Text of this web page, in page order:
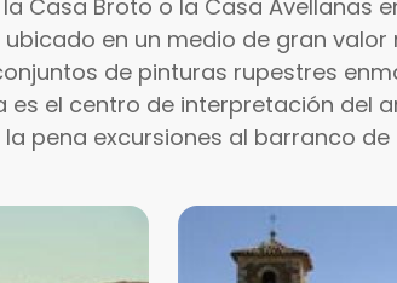
Casa Broto o la Casa Avellanas
en un medio de gran valor
de pinturas rupestres
es el centro de interpretación del
pena excursiones al barranco